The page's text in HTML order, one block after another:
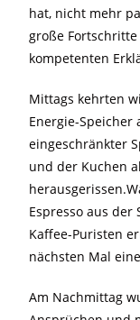
hat, nicht mehr
große
kompetenten
Mittags kehrten
Energie-Speicher
eingeschränkter
und der Kuchen
Espresso aus
Kaffee-Puristen
nächsten Mal
Am Nachmittag